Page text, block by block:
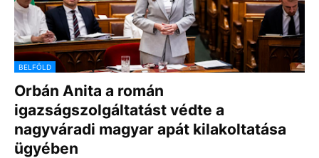
BELFÖLD
Orbán Anita a román
igazságszolgáltatást védte a
nagyváradi magyar apát kilakoltatása
ügyében